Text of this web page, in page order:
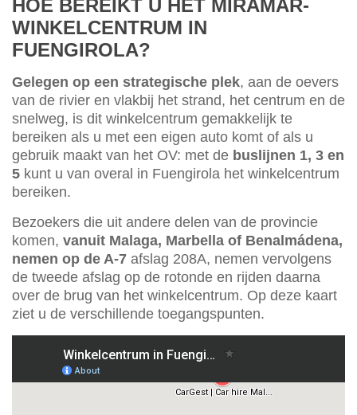
HOE BEREIKT U HET MIRAMAR-
WINKELCENTRUM IN
FUENGIROLA?
Gelegen op een strategische plek, aan de oevers
van de rivier en vlakbij het strand, het centrum en de
snelweg, is dit winkelcentrum gemakkelijk te
bereiken als u met een eigen auto komt of als u
gebruik maakt van het OV: met de buslijnen 1, 3 en
5 kunt u van overal in Fuengirola het winkelcentrum
bereiken.
Bezoekers die uit andere delen van de provincie
komen, vanuit Malaga, Marbella of Benalmádena,
nemen op de A-7 afslag 208A, nemen vervolgens
de tweede afslag op de rotonde en rijden daarna
over de brug van het winkelcentrum. Op deze kaart
ziet u de verschillende toegangspunten.